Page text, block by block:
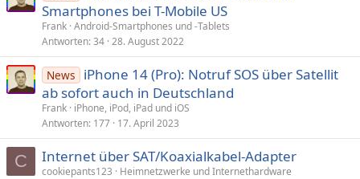
Smartphones bei T-Mobile US
Frank Android-Smartphones und -Tablets
Antworten 34 28. August 2022
News
iPhone 14 (Pro): Notruf SOS über Satellit
ab sofort auch in Deutschland
Frank iPhone, iPod, iPad und iOS
Antworten 177 17. April 2023
C Internet über SAT/Koaxialkabel-Adapter
cookiepants123
Heimnetzwerke und Internethardware